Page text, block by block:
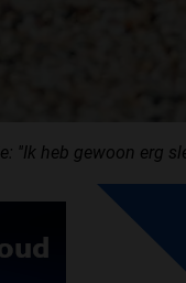
''Ik heb gewoon erg